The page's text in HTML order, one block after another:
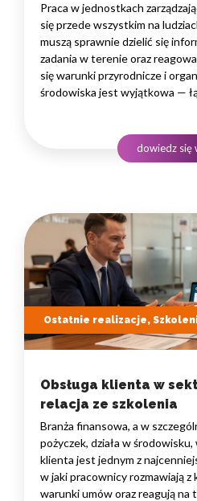
Praca w jednostkach
się przede wszystkim na
muszą sprawnie dzielić się
zadania w terenie oraz
się warunki przyrodnicze i
środowiska jest wyjątkowa —
podejmowania decyzji. W takim
to nie pojedyncze
dowiedz się
Ostatnie realizacje,
Obsługa klienta w
relacja ze szkolenia
Branża finansowa, a w
pożyczek, działa w
klienta jest jednym z
w jaki pracownicy rozmawiają z
warunki umów oraz reagują